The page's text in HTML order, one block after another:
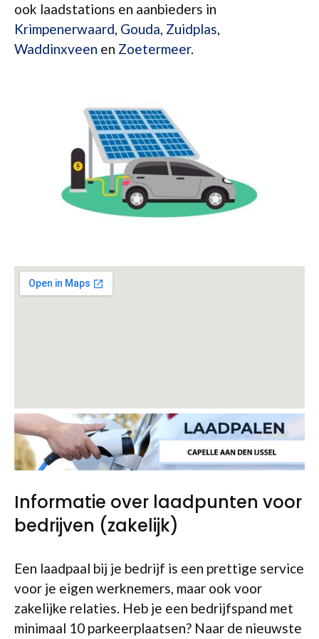
ook laadstations en aanbieders in
Krimpenerwaard, Gouda, Zuidplas,
Waddinxveen en Zoetermeer.
Informatie over laadpunten voor
bedrijven (zakelijk)
Een laadpaal bij je bedrijf is een prettige service
voor je eigen werknemers, maar ook voor
zakelijke relaties. Heb je een bedrijfspand met
minimaal 10 parkeerplaatsen? Naar de nieuwste